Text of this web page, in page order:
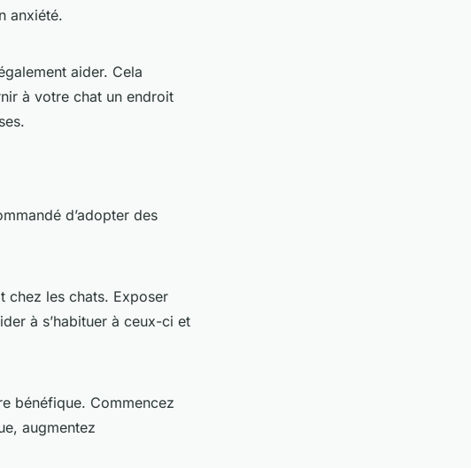
anxiété.
aider. Cela
à votre chat un endroit
d’adopter des
chez les chats. Exposer
à s’habituer à ceux-ci et
bénéfique. Commencez
augmentez